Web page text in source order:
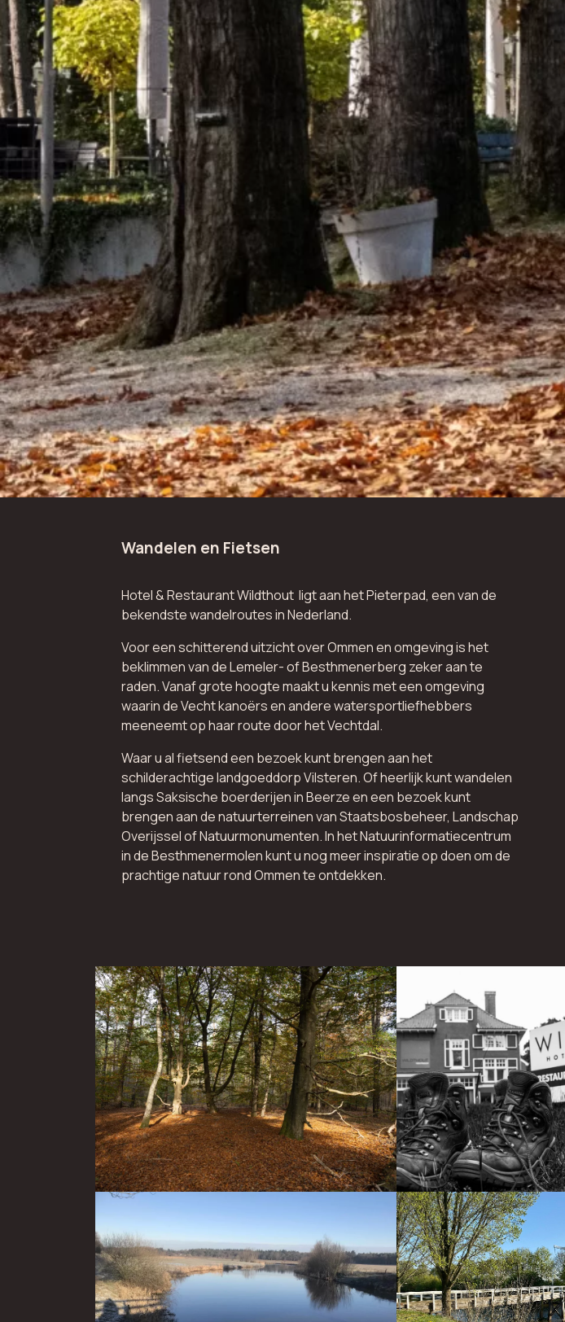
Wandelen en Fietsen
Hotel & Restaurant Wildthout ligt aan het Pieterpad, een van de
bekendste wandelroutes in Nederland.
Voor een schitterend uitzicht over Ommen en omgeving is het
beklimmen van de Lemeler- of Besthmenerberg zeker aan te
raden. Vanaf grote hoogte maakt u kennis met een omgeving
waarin de Vecht kanoërs en andere watersportliefhebbers
meeneemt op haar route door het Vechtdal.
Waar u al fietsend een bezoek kunt brengen aan het
schilderachtige landgoeddorp Vilsteren. Of heerlijk kunt wandelen
langs Saksische boerderijen in Beerze en een bezoek kunt
brengen aan de natuurterreinen van Staatsbosbeheer, Landschap
Overijssel of Natuurmonumenten. In het Natuurinformatiecentrum
in de Besthmenermolen kunt u nog meer inspiratie op doen om de
prachtige natuur rond Ommen te ontdekken.